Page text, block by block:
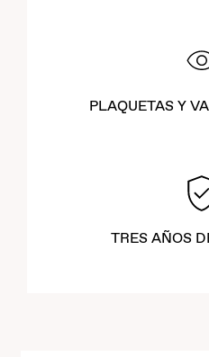
PLAQUETAS Y
TRES AÑOS